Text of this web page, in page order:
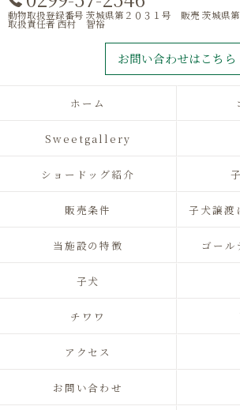
動物取扱登録番号 茨城県第２０３１号 販売 茨城県
取扱責任者 西村 智裕
お問い合わせはこちら
ホーム
Sweetgallery
ショードッグ紹介
販売条件 子犬譲渡
当施設の特徴 ゴール
子犬
チワワ
アクセス
お問い合わせ